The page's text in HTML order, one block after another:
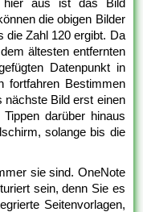
die obigen Bilder
die Zahl 120 ergibt. Da
ältesten entfernten
Datenpunkt in
fortfahren Bestimmen
nächste Bild erst einen
darüber hinaus
solange bis die
sie sind. OneNote
sein, denn Sie es
Seitenvorlagen,